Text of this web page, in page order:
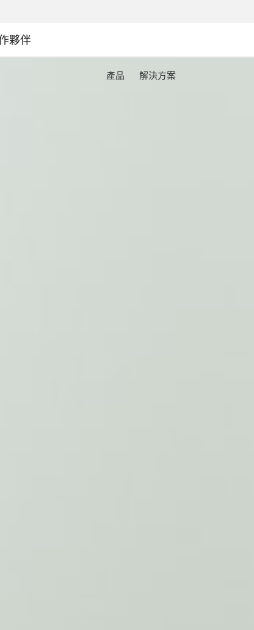
夥伴
產品 解決方案